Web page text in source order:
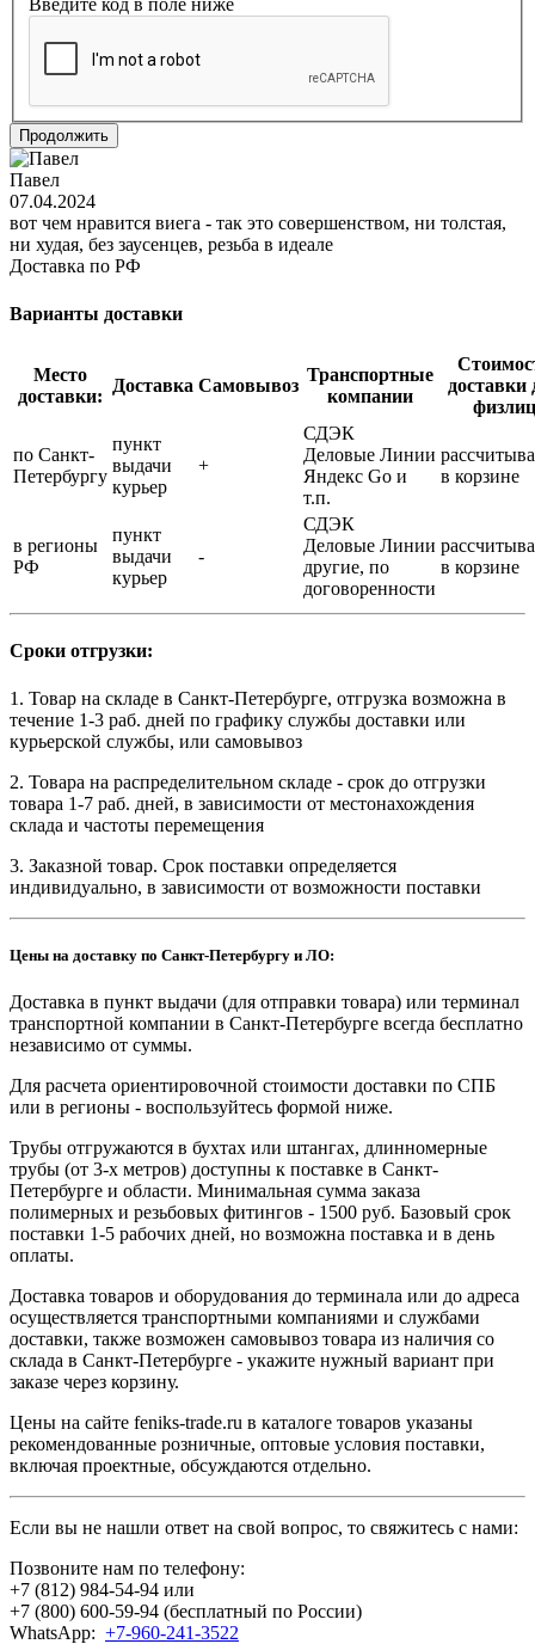
Введите код в поле ниже
Продолжить
Павел
07.04.2024
вот чем нравится виега - так это совершенством, ни толстая,
ни худая, без заусенцев, резьба в идеале
Доставка по РФ
Варианты доставки
Место
доставки:
Доставка Самовывоз
Транспортные
компании
доставки
физлиц
по Санкт-
Петербургу
пункт
выдачи
курьер
+
СДЭК
Деловые Линии
Яндекс Go и
т.п.
в корзине
в регионы
РФ
пункт
выдачи
курьер
-
СДЭК
Деловые Линии
другие, по
договоренности
в корзине
Сроки отгрузки:
1. Товар на складе в Санкт-Петербурге, отгрузка возможна в
течение 1-3 раб. дней по графику службы доставки или
курьерской службы, или самовывоз
2. Товара на распределительном складе - срок до отгрузки
товара 1-7 раб. дней, в зависимости от местонахождения
склада и частоты перемещения
3. Заказной товар. Срок поставки определяется
индивидуально, в зависимости от возможности поставки
Цены на доставку по Санкт-Петербургу и ЛО:
Доставка в пункт выдачи (для отправки товара) или терминал
транспортной компании в Санкт-Петербурге всегда бесплатно
независимо от суммы.
Для расчета ориентировочной стоимости доставки по СПБ
или в регионы - воспользуйтесь формой ниже.
Трубы отгружаются в бухтах или штангах, длинномерные
трубы (от 3-х метров) доступны к поставке в Санкт-
Петербурге и области. Минимальная сумма заказа
полимерных и резьбовых фитингов - 1500 руб. Базовый срок
поставки 1-5 рабочих дней, но возможна поставка и в день
оплаты.
Доставка товаров и оборудования до терминала или до адреса
осуществляется транспортными компаниями и службами
доставки, также возможен самовывоз товара из наличия со
склада в Санкт-Петербурге - укажите нужный вариант при
заказе через корзину.
Цены на сайте feniks-trade.ru в каталоге товаров указаны
рекомендованные розничные, оптовые условия поставки,
включая проектные, обсуждаются отдельно.
Если вы не нашли ответ на свой вопрос, то свяжитесь с нами:
Позвоните нам по телефону:
+7 (812) 984-54-94 или
+7 (800) 600-59-94 (бесплатный по России)
WhatsApp: +7-960-241-3522